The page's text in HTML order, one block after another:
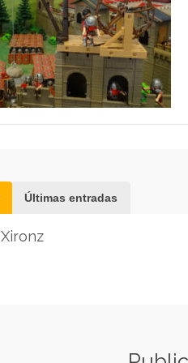
Últimas entradas
Xironz